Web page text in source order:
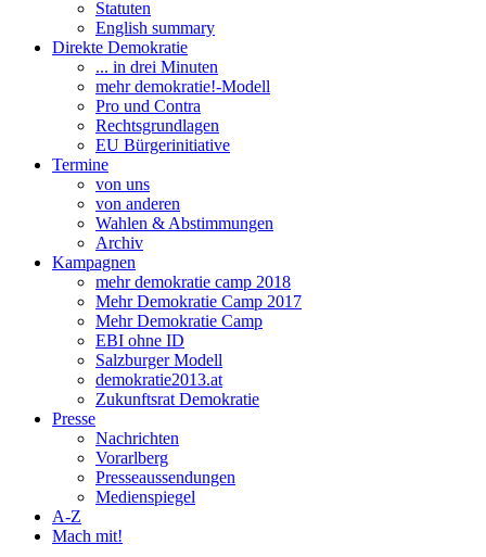
Statuten
English summary
Direkte Demokratie
... in drei Minuten
mehr demokratie!-Modell
Pro und Contra
Rechtsgrundlagen
EU Bürgerinitiative
Termine
von uns
von anderen
Wahlen & Abstimmungen
Archiv
Kampagnen
mehr demokratie camp 2018
Mehr Demokratie Camp 2017
Mehr Demokratie Camp
EBI ohne ID
Salzburger Modell
demokratie2013.at
Zukunftsrat Demokratie
Presse
Nachrichten
Vorarlberg
Presseaussendungen
Medienspiegel
A-Z
Mach mit!